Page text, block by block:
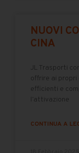
NUOVI
CINA
JL Trasporti
offrire ai propri
efficienti e
l’attivazione
CONTINUA A